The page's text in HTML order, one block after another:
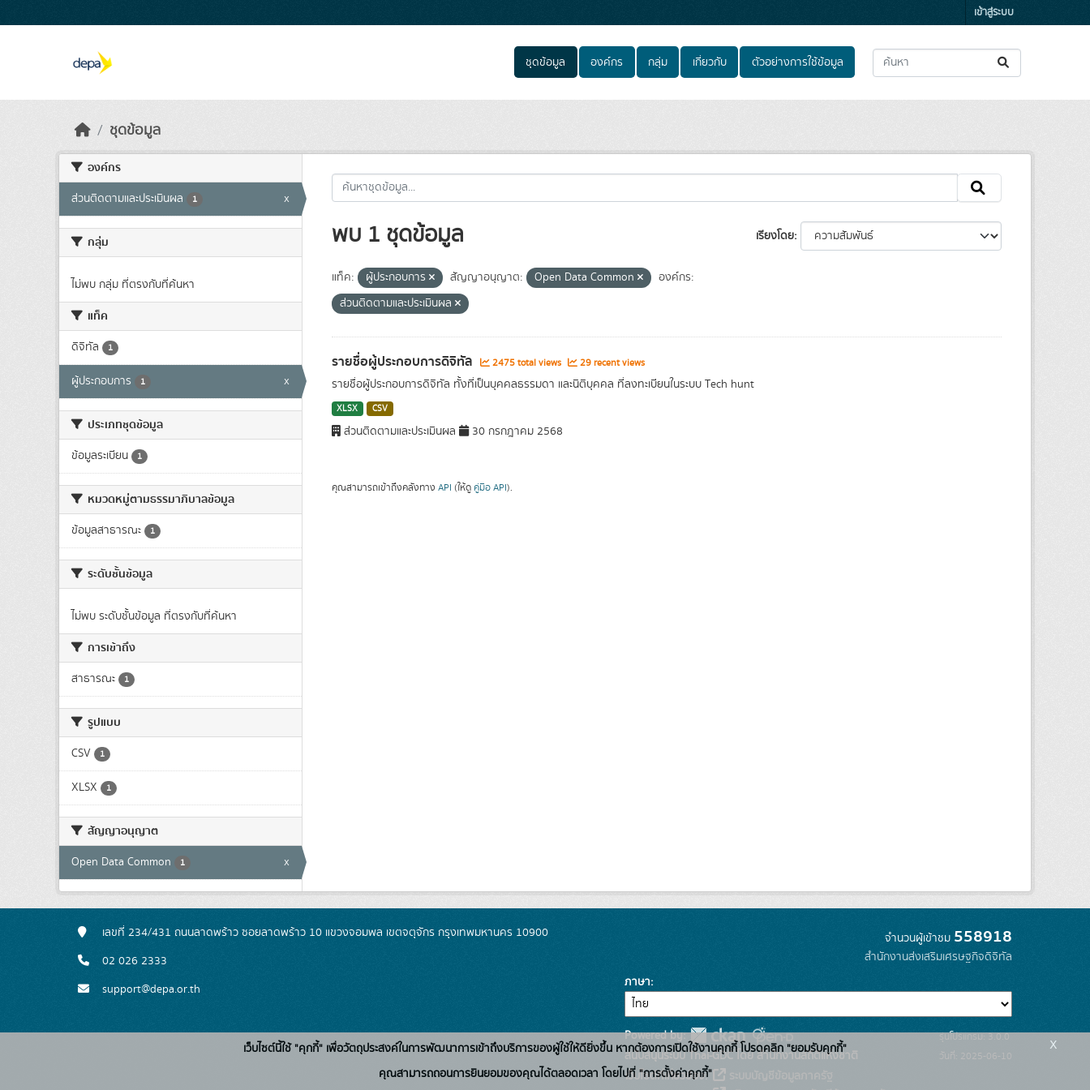
เข้าสู่ระบบ
ชุดข้อมูล องค์กร กลุ่ม เกี่ยวกับ ตัวอย่างการใช้ข้อมูล
ชุดข้อมูล
องค์กร
ส่วนติดตามและประเมินผล 1 x
กลุ่ม
ไม่พบ กลุ่ม ที่ตรงกับที่ค้นหา
แท็ค
ดิจิทัล 1
ผู้ประกอบการ 1 x
ประเภทชุดข้อมูล
ข้อมูลระเบียน 1
หมวดหมู่ตามธรรมาภิบาลข้อมูล
ข้อมูลสาธารณะ 1
ระดับชั้นข้อมูล
ไม่พบ ระดับชั้นข้อมูล ที่ตรงกับที่ค้นหา
การเข้าถึง
สาธารณะ 1
รูปแบบ
CSV 1
XLSX 1
สัญญาอนุญาต
Open Data Common 1 x
เรียงโดย
พบ 1 ชุดข้อมูล
แท็ค: ผู้ประกอบการ สัญญาอนุญาต: Open Data Common
องค์กร:
ส่วนติดตามและประเมินผล
รายชื่อผู้ประกอบการดิจิทัล 2475 total views 29 recent views
รายชื่อผู้ประกอบการดิจิทัล ทั้งที่เป็นบุคคลธรรมดา และนิติบุคคล ที่ลงทะเบียนในระบบ Tech hunt
XLSX CSV
ส่วนติดตามและประเมินผล 30 กรกฎาคม 2568
คุณสามารถเข้าถึงคลังทาง API (ให้ดู คู่มือ API).
เลขที่ 234/431 ถนนลาดพร้าว ซอยลาดพร้าว 10 แขวงจอมพล เขตจตุจักร กรุงเทพมหานคร 10900
02 026 2333
support@depa.or.th
จำนวนผู้เข้าชม 558918
สำนักงานส่งเสริมเศรษฐกิจดิจิทัล
ภาษา
Powered by:
สนับสนุนระบบ Thai-GDC โดย สำนักงานสถิติแห่งชาติ
เว็บไซต์ที่เกี่ยวข้อง:
รุ่นโปรแกรม: 3.0.0
วันที่: 2025-06-10
เว็บไซต์นี้ใช้ "คุกกี้" เพื่อวัตถุประสงค์ในการพัฒนาการเข้าถึงบริการของผู้ใช้ให้ดียิ่งขึ้น หากต้องการเปิดใช้งานคุกกี้ โปรดคลิก "ยอมรับคุกกี้"
คุณสามารถถอนการยินยอมของคุณได้ตลอดเวลา โดยไปที่ "การตั้งค่าคุกกี้"
x